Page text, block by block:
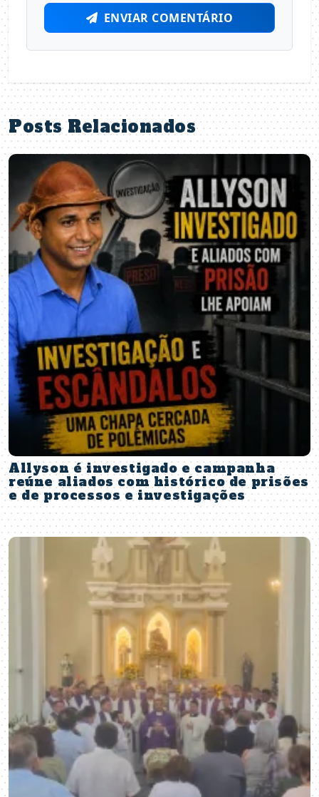
ENVIAR COMENTÁRIO
Posts Relacionados
Allyson é investigado e campanha
reúne aliados com histórico de prisões
e de processos e investigações